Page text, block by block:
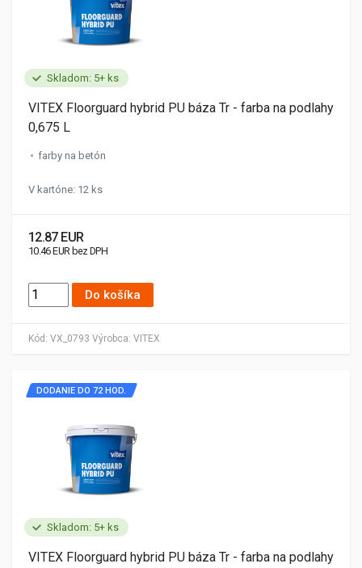
Skladom: 5+ ks
Kód: VX_0793 Výrobca: VITEX
VITEX Floorguard hybrid PU báza Tr - farba na podlahy
0,675 L
farby na betón
V kartóne: 12 ks
12.87 EUR
10.46 EUR bez DPH
Do košíka
Skladom: 5+ ks
DODANIE DO 72 HOD.
VITEX Floorguard hybrid PU báza Tr - farba na podlahy